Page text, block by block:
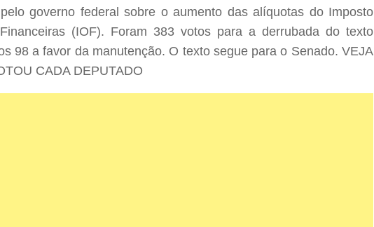
governo federal sobre o aumento das alíquotas do Imposto
(IOF). Foram 383 votos para a derrubada do texto
98 a favor da manutenção. O texto segue para o Senado. VEJA
CADA DEPUTADO